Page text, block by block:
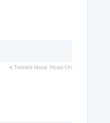
вTwisted Metal: Head-On